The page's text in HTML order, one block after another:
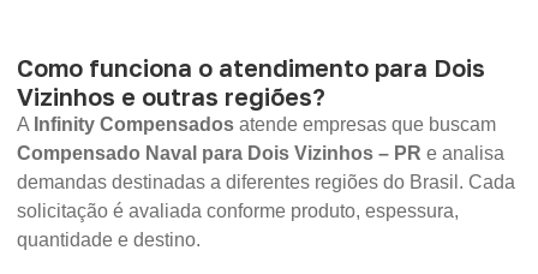
Como funciona o atendimento para Dois
Vizinhos e outras regiões?
A Infinity Compensados atende empresas que buscam
Compensado Naval para Dois Vizinhos – PR e analisa
demandas destinadas a diferentes regiões do Brasil. Cada
solicitação é avaliada conforme produto, espessura,
quantidade e destino.